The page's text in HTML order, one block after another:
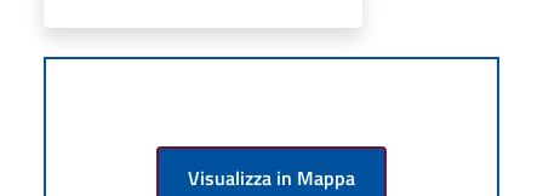
Visualizza in Mappa